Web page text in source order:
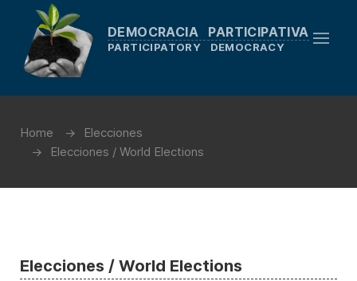
DEMOCRACIA PARTICIPATIVA
PARTICIPATORY DEMOCRACY
Home
Elecciones
Elecciones / World Elections
Elecciones / World Elections